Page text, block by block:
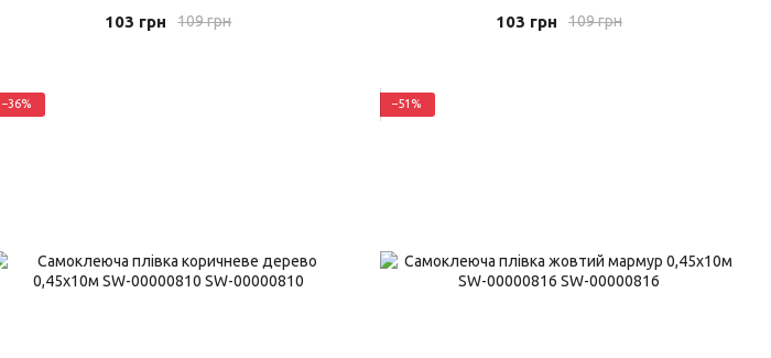
109 грн
103 грн 109 грн
103 грн
−36% −51%